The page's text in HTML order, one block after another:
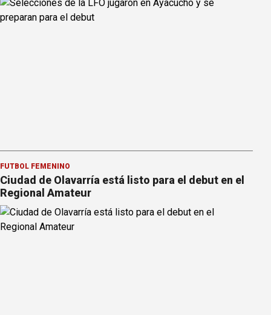
FÚTBOL FEMENINO
Ciudad de Olavarría está listo para el debut en el
Regional Amateur